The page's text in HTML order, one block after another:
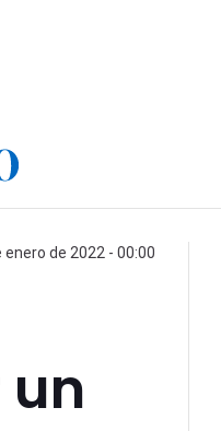
enero de 2022 - 00:00